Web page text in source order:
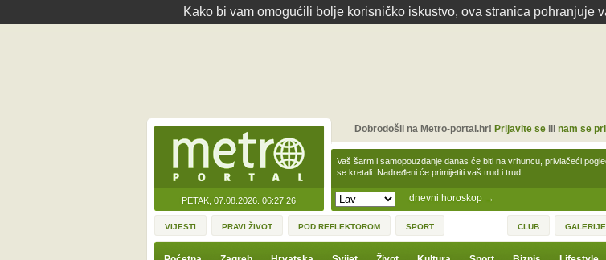
Kako bi vam omogućili bolje korisničko iskustvo, ova stranica pohranjuje
PETAK, 07.08.2026. 06:27:26 dnevni horoskop →
Vaš šarm i samopouzdanje danas će biti na vrhuncu, privlačeći
se kretali. Nadređeni će primijetiti vaš trud i trud …
Dobrodošli na Metro-portal.hr! Prijavite seili nam se
VIJESTI PRAVI ŽIVOT POD REFLEKTOROM SPORT CLUB GALERIJE